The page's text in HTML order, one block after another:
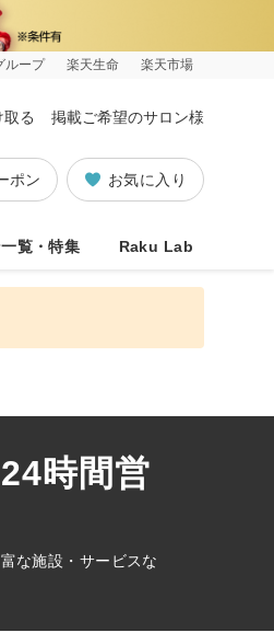
ループ 楽天生命 楽天市場
る 掲載ご希望のサロン様
お気に入り
ポン
覧・特集 Raku Lab
時間営
な施設・サービスな